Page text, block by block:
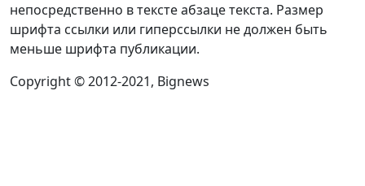
непосредственно в тексте абзаце текста. Размер
шрифта ссылки или гиперссылки не должен быть
меньше шрифта публикации.
Copyright © 2012-2021, Bignews